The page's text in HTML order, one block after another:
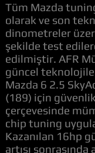
Tüm Mazda
olarak ve son
dinometreler
şekilde test
edilmiştir. AFR
güncel
Mazda 6 2.5
(189) için güvenlik
çerçevesinde
chip tuning
Kazanılan 16hp
artışı sonrasında